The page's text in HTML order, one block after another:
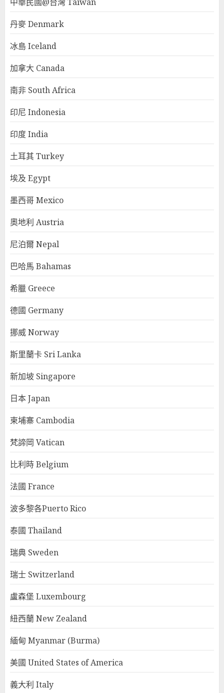
丹麥 Denmark
冰島 Iceland
加拿大 Canada
南非 South Africa
印尼 Indonesia
印度 India
土耳其 Turkey
埃及 Egypt
墨西哥 Mexico
奧地利 Austria
尼泊爾 Nepal
巴哈馬 Bahamas
希臘 Greece
德國 Germany
挪威 Norway
斯里蘭卡 Sri Lanka
新加坡 Singapore
日本 Japan
柬埔寨 Cambodia
梵諦岡 Vatican
比利時 Belgium
法國 France
波多黎各Puerto Rico
泰國 Thailand
瑞典 Sweden
瑞士 Switzerland
盧森堡 Luxembourg
紐西蘭 New Zealand
緬甸 Myanmar (Burma)
美國 United States of America
義大利 Italy